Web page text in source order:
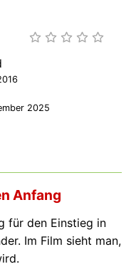
2025
Anfang
für den Einstieg in
Im Film sieht man,